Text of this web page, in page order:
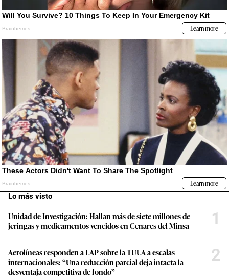
Lo más visto
Unidad de Investigación: Hallan más de siete millones de
jeringas y medicamentos vencidos en Cenares del Minsa
1
Aerolíneas responden a LAP sobre la TUUA a escalas
internacionales: “Una reducción parcial deja intacta la
desventaja competitiva de fondo”
2